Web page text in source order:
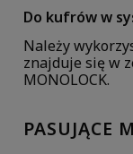
Do kufrów w
Należy
znajduje się w
MONOLOCK.
PASUJĄCE